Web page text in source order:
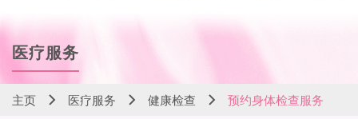
医疗服务
主页 医疗服务 健康检查 预约身体检查服务